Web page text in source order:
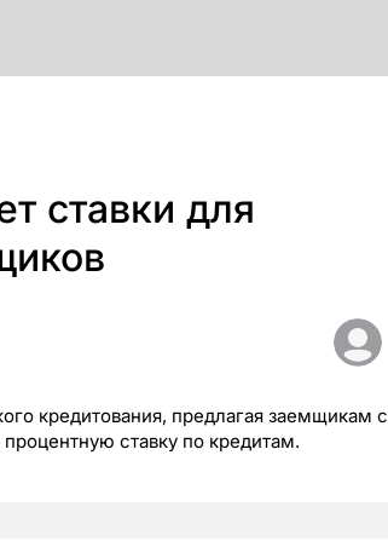
ставки для
кредитования, предлагая заемщикам с
ставку по кредитам.